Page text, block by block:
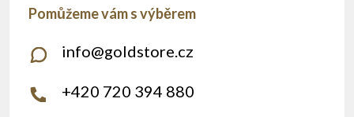
info@goldstore.cz
+420 720 394 880